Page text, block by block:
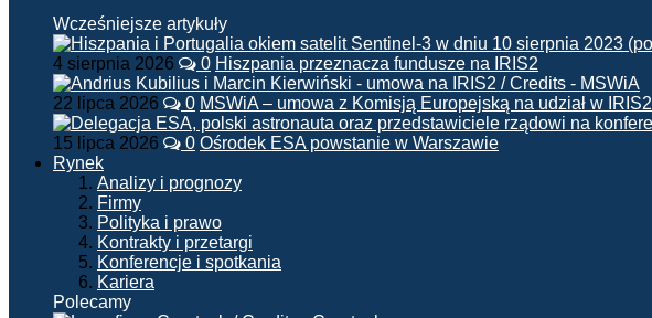
Wcześniejsze artykuły
4 sierpnia 2026 0 Hiszpania przeznacza fundusze na IRIS2
22 lipca 2026 0 MSWiA – umowa z Komisją Europejską na udział w IRIS2
15 lipca 2026 0 Ośrodek ESA powstanie w Warszawie
Rynek
Analizy i prognozy
Firmy
Polityka i prawo
Kontrakty i przetargi
Konferencje i spotkania
Kariera
Polecamy